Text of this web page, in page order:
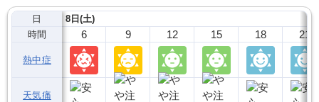
日
時間
熱中症
天気痛
8日(土)
6 9 12 15 18 21